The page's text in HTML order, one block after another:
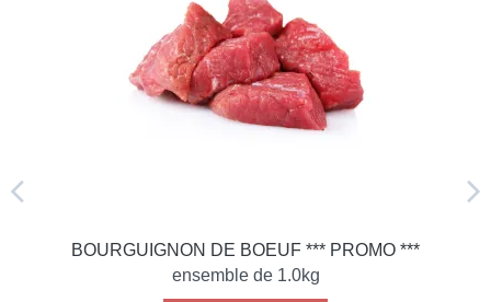
BOURGUIGNON DE BOEUF *** PROMO ***
ensemble de 1.0kg